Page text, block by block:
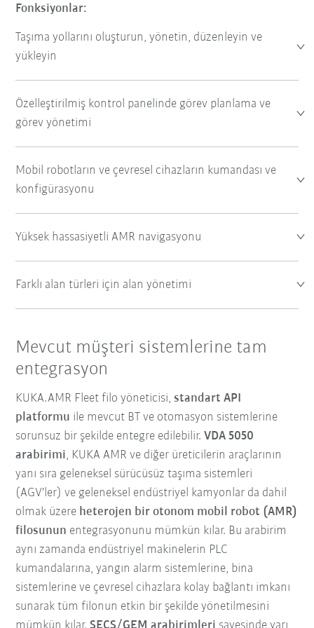
Fonksiyonlar:
Taşıma yollarını oluşturun, yönetin, düzenleyin ve
yükleyin
Özelleştirilmiş kontrol panelinde görev planlama ve
görev yönetimi
Mobil robotların ve çevresel cihazların kumandası ve
konfigürasyonu
Yüksek hassasiyetli AMR navigasyonu
Farklı alan türleri için alan yönetimi
Mevcut müşteri sistemlerine tam
entegrasyon
KUKA.AMR Fleet filo yöneticisi,standart API
platformu ile mevcut BT ve otomasyon sistemlerine
sorunsuz bir şekilde entegre edilebilir.VDA 5050
arabirimi, KUKA AMR ve diğer üreticilerin araçlarının
yanı sıra geleneksel sürücüsüz taşıma sistemleri
(AGV'ler) ve geleneksel endüstriyel kamyonlar da dahil
olmak üzere heterojen bir otonom mobil robot (AMR)
filosunun entegrasyonunu mümkün kılar. Bu arabirim
aynı zamanda endüstriyel makinelerin PLC
kumandalarına, yangın alarm sistemlerine, bina
sistemlerine ve çevresel cihazlara kolay bağlantı imkanı
sunarak tüm filonun etkin bir şekilde yönetilmesini